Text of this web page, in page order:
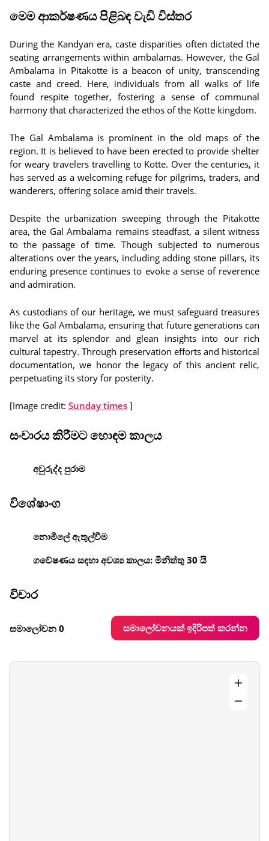
මෙම ආකර්ෂණය පිළිබඳ වැඩි විස්තර
During the Kandyan era, caste disparities often dictated the
seating arrangements within ambalamas. However, the Gal
Ambalama in Pitakotte is a beacon of unity, transcending
caste and creed. Here, individuals from all walks of life
found respite together, fostering a sense of communal
harmony that characterized the ethos of the Kotte kingdom.
The Gal Ambalama is prominent in the old maps of the
region. It is believed to have been erected to provide shelter
for weary travelers travelling to Kotte. Over the centuries, it
has served as a welcoming refuge for pilgrims, traders, and
wanderers, offering solace amid their travels.
Despite the urbanization sweeping through the Pitakotte
area, the Gal Ambalama remains steadfast, a silent witness
to the passage of time. Though subjected to numerous
alterations over the years, including adding stone pillars, its
enduring presence continues to evoke a sense of reverence
and admiration.
As custodians of our heritage, we must safeguard treasures
like the Gal Ambalama, ensuring that future generations can
marvel at its splendor and glean insights into our rich
cultural tapestry. Through preservation efforts and historical
documentation, we honor the legacy of this ancient relic,
perpetuating its story for posterity.
[Image credit: Sunday times ]
සංචාරය කිරීමට හොඳම කාලය
අවුරුද්ද පුරාම
විශේෂාංග
නොමිලේ ඇතුල්වීම
ගවේෂණය සඳහා අවශ්‍ය කාලය: මිනිත්තු 30 යි
විචාර
සමාලෝචන 0 සමාලෝචනයක් ඉදිරිපත් කරන්න